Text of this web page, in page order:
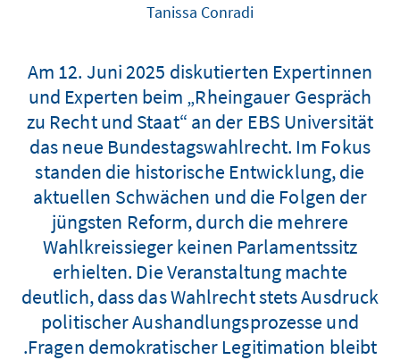
Tanissa Conradi
Am 12. Juni 2025 diskutierten Expertinnen
und Experten beim „Rheingauer Gespräch
zu Recht und Staat“ an der EBS Universität
das neue Bundestagswahlrecht. Im Fokus
standen die historische Entwicklung, die
aktuellen Schwächen und die Folgen der
jüngsten Reform, durch die mehrere
Wahlkreissieger keinen Parlamentssitz
erhielten. Die Veranstaltung machte
deutlich, dass das Wahlrecht stets Ausdruck
politischer Aushandlungsprozesse und
Fragen demokratischer Legitimation bleibt.